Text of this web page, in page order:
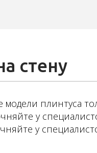
стену
плинтуса
у
у